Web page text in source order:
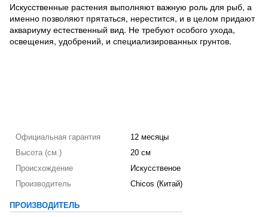
Искусственные растения выполняют важную роль для рыб, а
именно позволяют прятаться, нерестится, и в целом придают
аквариуму естественный вид. Не требуют особого ухода,
освещения, удобрений, и специализированных грунтов.
Официальная гарантия
12 месяцы
Высота (см.)
20 см
Происхождение
Искусственое
Производитель
Chicos (Китай)
ПРОИЗВОДИТЕЛЬ